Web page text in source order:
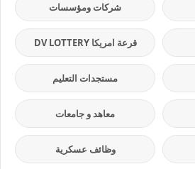
شركات ومؤسسات
قرعة امريكا DV LOTTERY
مستجدات التعليم
معاهد و جامعات
وظائف عسكرية